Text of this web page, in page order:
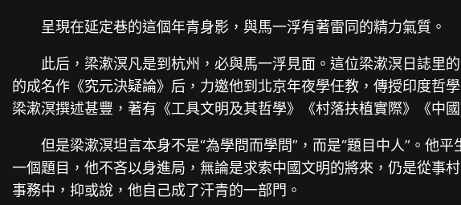
呈現在延定巷的這個年青身影，與馬一浮有著雷同的精力氣質。
此后，梁漱溟凡是到杭州，必與馬一浮見面。這位梁漱溟日誌里
的成名作《究元決疑論》后，力邀他到北京年夜學任教，傳授印度哲
梁漱溟撰述甚豐，著有《工具文明及其哲學》《村落扶植實際》《中
但是梁漱溟坦言本身不是“為學問而學問”，而是“題目中人”。他
一個題目，他不吝以身進局，無論是求索中國文明的將來，仍是從事
事務中，抑或說，他自己成了汗青的一部門。